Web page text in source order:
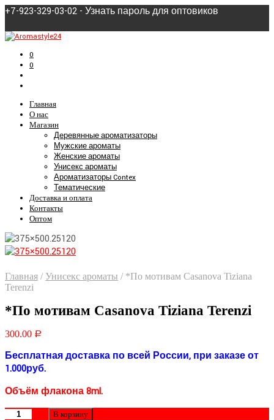
+7-923-329-03-02 - Узнать пароль для оптовиков
0
0
Главная
О нас
Магазин
Деревянные ароматизаторы
Мужские ароматы
Женские ароматы
Унисекс ароматы
Ароматизаторы Contex
Тематические
Доставка и оплата
Контакты
Оптом
Главная / Унисекс ароматы /*По мотивам Casanova Tiziana
Terenzi
*По мотивам Casanova Tiziana Terenzi
300.00 Р
Бесплатная доставка по всей России, при заказе от
1.000руб.
Объём флакона 8ml.
В корзину